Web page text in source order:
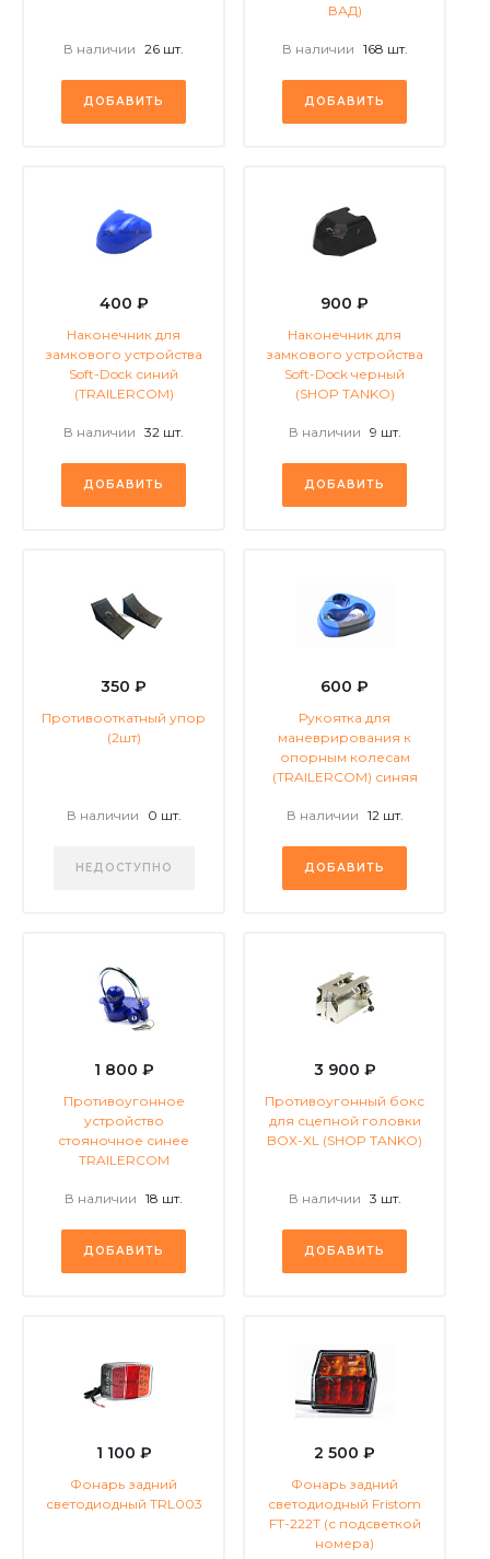
В наличии 26 шт.
ДОБАВИТЬ
ВАД)
В наличии 168 шт.
ДОБАВИТЬ
400 ₽
Наконечник для
замкового устройства
Soft-Dock синий
(TRAILERCOM)
В наличии 32 шт.
ДОБАВИТЬ
900 ₽
Наконечник для
замкового устройства
Soft-Dock черный
(SHOP TANKO)
В наличии 9 шт.
ДОБАВИТЬ
350 ₽
Противооткатный упор
(2шт)
В наличии 0 шт.
НЕДОСТУПНО
600 ₽
Рукоятка для
маневрирования к
опорным колесам
(TRAILERCOM) синяя
В наличии 12 шт.
ДОБАВИТЬ
1 800 ₽
Противоугонное
устройство
стояночное синее
TRAILERCOM
В наличии 18 шт.
ДОБАВИТЬ
3 900 ₽
Противоугонный бокс
для сцепной головки
BOX-XL (SHOP TANKO)
В наличии 3 шт.
ДОБАВИТЬ
1 100 ₽
Фонарь задний
светодиодный TRL003
2 500 ₽
Фонарь задний
светодиодный Fristom
FT-222Т (с подсветкой
номера)